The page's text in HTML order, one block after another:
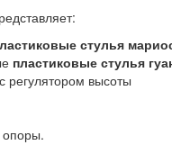
стулья
пластиковые стулья
с регулятором высоты
опоры.